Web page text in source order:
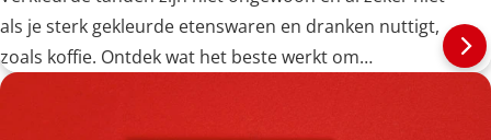
als je sterk gekleurde etenswaren en dranken nuttigt,
zoals koffie. Ontdek wat het beste werkt om
koffievlekken van je tanden te verwijderen.